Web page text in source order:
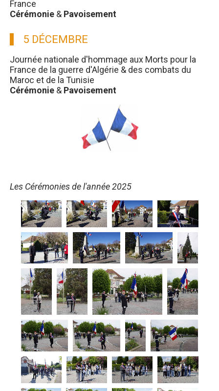
France
Cérémonie & Pavoisement
5 DÉCEMBRE
Journée nationale d'hommage aux Morts pour la
France de la guerre d'Algérie & des combats du
Maroc et de la Tunisie
Cérémonie & Pavoisement
Les Cérémonies de l'année 2025